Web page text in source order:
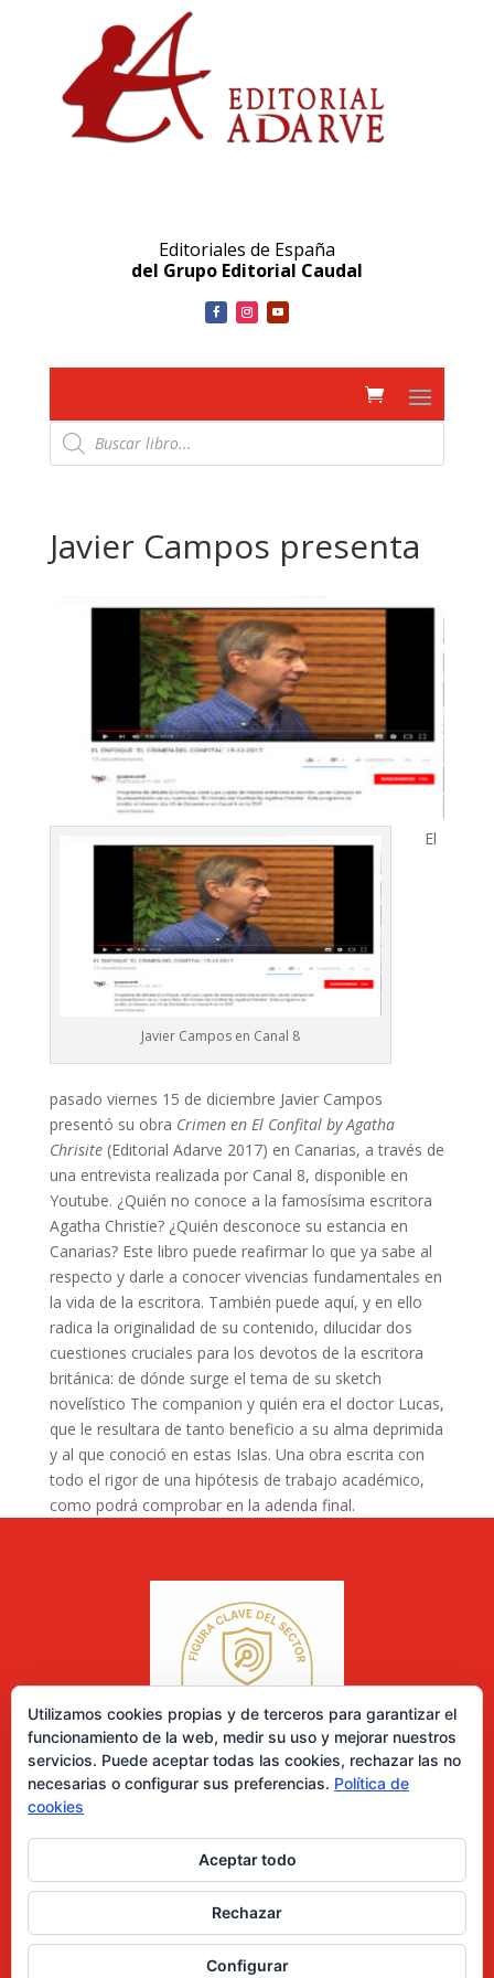
Editoriales de España
del Grupo Editorial Caudal
Búsqueda
de
productos
Javier Campos presenta
Javier Campos en Canal 8
El
pasado viernes 15 de diciembre Javier Campos
presentó su obra Crimen en El Confital by Agatha
Chrisite (Editorial Adarve 2017) en Canarias, a través de
una entrevista realizada por Canal 8, disponible en
Youtube. ¿Quién no conoce a la famosísima escritora
Agatha Christie? ¿Quién desconoce su estancia en
Canarias? Este libro puede reafirmar lo que ya sabe al
respecto y darle a conocer vivencias fundamentales en
la vida de la escritora. También puede aquí, y en ello
radica la originalidad de su contenido, dilucidar dos
cuestiones cruciales para los devotos de la escritora
británica: de dónde surge el tema de su sketch
novelístico The companion y quién era el doctor Lucas,
que le resultara de tanto beneficio a su alma deprimida
y al que conoció en estas Islas. Una obra escrita con
todo el rigor de una hipótesis de trabajo académico,
como podrá comprobar en la adenda final.
0 elementos
Desarrollado por Diseñador web para empresas
Utilizamos cookies propias y de terceros para garantizar el
funcionamiento de la web, medir su uso y mejorar nuestros
servicios. Puede aceptar todas las cookies, rechazar las no
necesarias o configurar sus preferencias. Política de
cookies
Aceptar todo
Rechazar
Configurar